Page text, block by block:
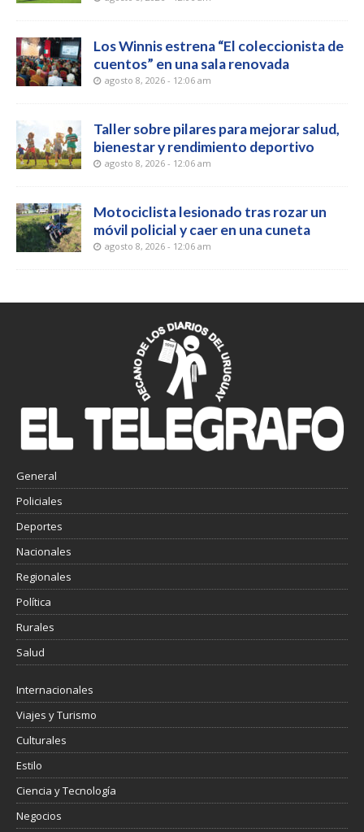
Los Winnis estrena “El coleccionista de
cuentos” en una sala renovada
agosto 8, 2026 - 12:06 am
Taller sobre pilares para mejorar salud,
bienestar y rendimiento deportivo
agosto 8, 2026 - 12:06 am
Motociclista lesionado tras rozar un
móvil policial y caer en una cuneta
agosto 8, 2026 - 12:06 am
General
Policiales
Deportes
Nacionales
Regionales
Política
Rurales
Salud
Internacionales
Viajes y Turismo
Culturales
Estilo
Ciencia y Tecnología
Negocios